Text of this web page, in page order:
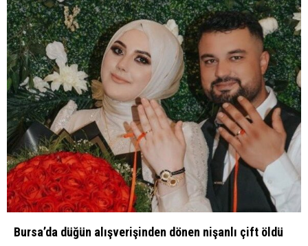
Bursa’da düğün alışverişinden dönen nişanlı çift öldü